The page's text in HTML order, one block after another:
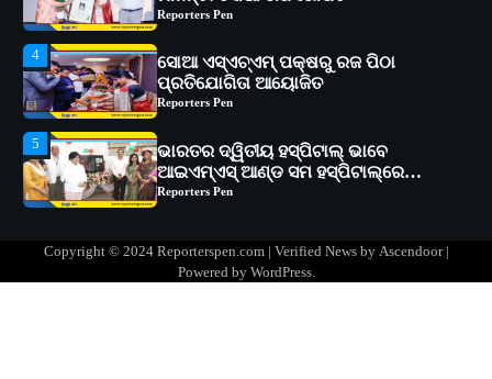
Reporters Pen
5
ଭାରତର ଦ୍ୱିତୀୟ ହସ୍ପିଟାଲ୍ ଭାବେ
ଆଇଏମ୍‌ଏସ୍ ଆଣ୍ଡ ସମ ହସ୍ପିଟାଲ୍‌ରେ
ଅତ୍ୟାଧୁନିକ ଡିଜିସ୍କାନର ସ୍ଥାପନ
Reporters Pen
1
ସୋଆ ପକ୍ଷରୁ ରାୱେ କାର୍ଯ୍ୟକ୍ରମ ଅଧୀନରେ
୧୧ଟି ଗ୍ରାମରେ ୧୬ଟି କୃଷକ ପ୍ରଶିକ୍ଷଣ
କାର୍ଯ୍ୟକ୍ରମ ଆୟୋଜିତ
Reporters Pen
ବିଶ୍ୱବିଦ୍ୟାଳୟର ସଫଳତା, ଉତ୍କର୍ଷତା ଓ
ଅଗ୍ରଗତିର ସ୍ମୃତିଚାରଣ
Reporters Pen
Copyright © 2024 Reporterspen.com | Verified News by Ascendoor|
Powered by WordPress.